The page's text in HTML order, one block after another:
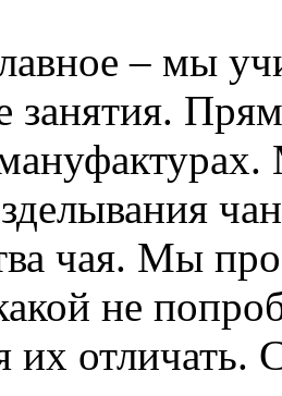
– мы
чая. Мы
не
отличать.